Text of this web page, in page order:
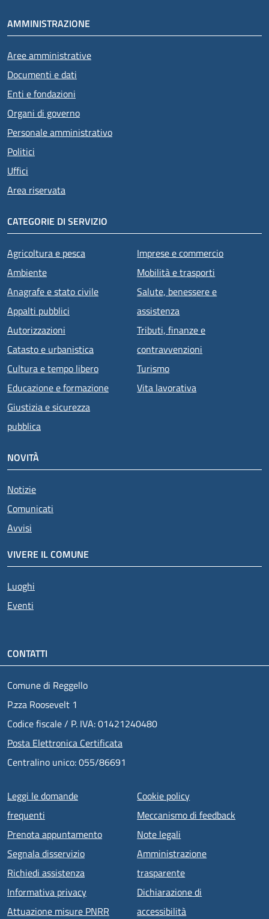
AMMINISTRAZIONE
Aree amministrative
Documenti e dati
Enti e fondazioni
Organi di governo
Personale amministrativo
Politici
Uffici
Area riservata
CATEGORIE DI SERVIZIO
Agricoltura e pesca
Ambiente
Anagrafe e stato civile
Appalti pubblici
Autorizzazioni
Catasto e urbanistica
Cultura e tempo libero
Educazione e formazione
Giustizia e sicurezza
pubblica
Imprese e commercio
Mobilità e trasporti
Salute, benessere e
assistenza
Tributi, finanze e
contravvenzioni
Turismo
Vita lavorativa
NOVITÀ
Notizie
Comunicati
Avvisi
VIVERE IL COMUNE
Luoghi
Eventi
CONTATTI
Comune di Reggello
P.zza Roosevelt 1
Codice fiscale / P. IVA: 01421240480
Posta Elettronica Certificata
Centralino unico: 055/86691
Menu piè di pagina
Leggi le domande
frequenti
Prenota appuntamento
Segnala disservizio
Richiedi assistenza
Informativa privacy
Attuazione misure PNRR
Cookie policy
Meccanismo di feedback
Note legali
Amministrazione
trasparente
Dichiarazione di
accessibilità